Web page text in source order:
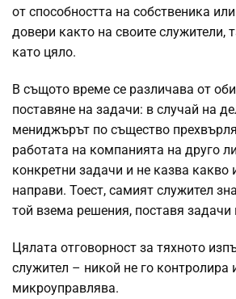
от способността на собственика
довери както на своите служители,
като цяло.
В същото време се различава от
поставяне на задачи: в случай на
мениджърът по същество
работата на компанията на друго
конкретни задачи и не казва какво
направи. Тоест, самият служител
той взема решения, поставя задачи
Цялата отговорност за тяхното
служител – никой не го контролира
микроуправлява.